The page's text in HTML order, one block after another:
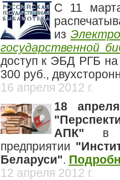
С 11
из
государственной
доступ к ЭБД РГБ на
300 руб.,
16 апреля 2012 г.
18
АПК" в
предприятии
Беларуси".
12 апреля 2012 г.